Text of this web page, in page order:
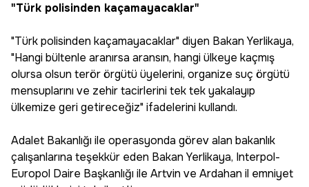
"Türk polisinden kaçamayacaklar"
"Türk polisinden kaçamayacaklar" diyen Bakan Yerlikaya,
"Hangi bültenle aranırsa aransın, hangi ülkeye kaçmış
olursa olsun terör örgütü üyelerini, organize suç örgütü
mensuplarını ve zehir tacirlerini tek tek yakalayıp
ülkemize geri getireceğiz" ifadelerini kullandı.
Adalet Bakanlığı ile operasyonda görev alan bakanlık
çalışanlarına teşekkür eden Bakan Yerlikaya, Interpol-
Europol Daire Başkanlığı ile Artvin ve Ardahan il emniyet